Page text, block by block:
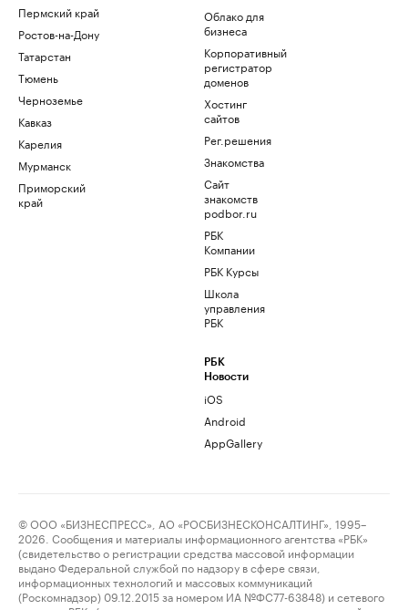
Пермский край
Ростов-на-Дону
Татарстан
Тюмень
Черноземье
Кавказ
Карелия
Мурманск
Приморский
край
Облако для
бизнеса
Корпоративный
регистратор
доменов
Хостинг
сайтов
Рег.решения
Знакомства
Сайт
знакомств
podbor.ru
РБК
Компании
РБК Курсы
Школа
управления
РБК
РБК
Новости
iOS
Android
AppGallery
© ООО «БИЗНЕСПРЕСС», АО «РОСБИЗНЕСКОНСАЛТИНГ», 1995–
2026. Сообщения и материалы информационного агентства «РБК»
(свидетельство о регистрации средства массовой информации
выдано Федеральной службой по надзору в сфере связи,
информационных технологий и массовых коммуникаций
(Роскомнадзор) 09.12.2015 за номером ИА №ФС77-63848) и сетевого